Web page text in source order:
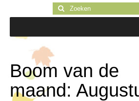
Zoeken
naar:
Boom van de
maand: